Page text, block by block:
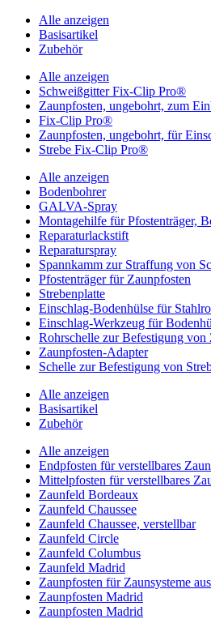
Alle anzeigen
Basisartikel
Zubehör
Alle anzeigen
Schweißgitter Fix-Clip Pro®
Zaunpfosten, ungebohrt, zum
Fix-Clip Pro®
Zaunpfosten, ungebohrt, für
Strebe Fix-Clip Pro®
Alle anzeigen
Bodenbohrer
GALVA-Spray
Montagehilfe für Pfostenträger,
Reparaturlackstift
Reparaturspray
Spannkamm zur Straffung von
Pfostenträger für Zaunpfosten
Strebenplatte
Einschlag-Bodenhülse für
Einschlag-Werkzeug für
Rohrschelle zur Befestigung von
Zaunpfosten-Adapter
Schelle zur Befestigung von
Alle anzeigen
Basisartikel
Zubehör
Alle anzeigen
Endpfosten für verstellbares
Mittelpfosten für verstellbares
Zaunfeld Bordeaux
Zaunfeld Chaussee
Zaunfeld Chaussee, verstellbar
Zaunfeld Circle
Zaunfeld Columbus
Zaunfeld Madrid
Zaunpfosten für Zaunsysteme
Zaunpfosten Madrid
Zaunpfosten Madrid